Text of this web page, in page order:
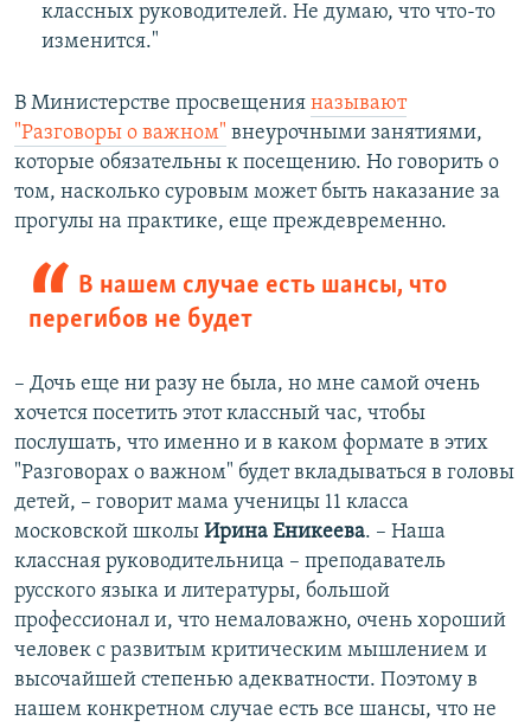
классных руководителей. Не думаю, что что-то
изменится."
В Министерстве просвещения называют
"Разговоры о важном" внеурочными занятиями,
которые обязательны к посещению. Но говорить о
том, насколько суровым может быть наказание за
прогулы на практике, еще преждевременно.
В нашем случае есть шансы, что
перегибов не будет
– Дочь еще ни разу не была, но мне самой очень
хочется посетить этот классный час, чтобы
послушать, что именно и в каком формате в этих
"Разговорах о важном" будет вкладываться в головы
детей, – говорит мама ученицы 11 класса
московской школы Ирина Еникеева. – Наша
классная руководительница – преподаватель
русского языка и литературы, большой
профессионал и, что немаловажно, очень хороший
человек с развитым критическим мышлением и
высочайшей степенью адекватности. Поэтому в
нашем конкретном случае есть все шансы, что не